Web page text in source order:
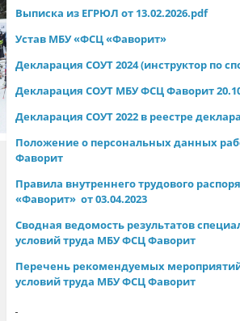
Выписка из ЕГРЮЛ от 13.02.2026.pdf
Устав МБУ «ФСЦ «Фаворит»
Декларация СОУТ 2024 (инструктор по
Декларация СОУТ МБУ ФСЦ Фаворит
Декларация СОУТ 2022 в реестре
Положение о персональных данных
Фаворит
Правила внутреннего трудового
«Фаворит» от 03.04.2023
Сводная ведомость результатов
условий труда МБУ ФСЦ Фаворит
Перечень рекомендуемых
условий труда МБУ ФСЦ Фаворит